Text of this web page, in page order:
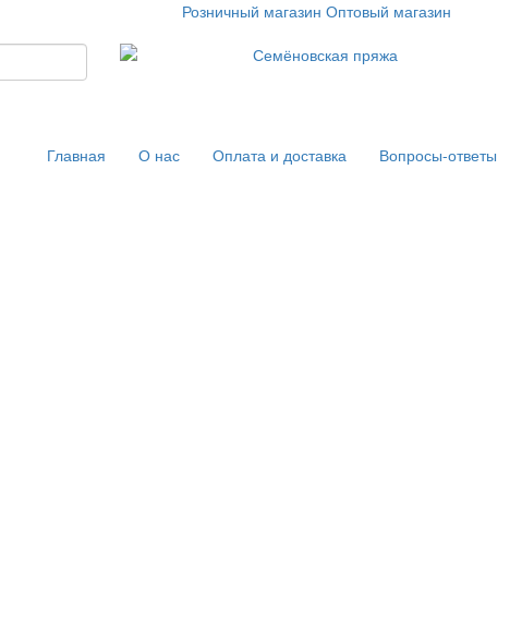
Розничный магазин Оптовый магазин
Главная О нас Оплата и доставка Вопросы-ответы